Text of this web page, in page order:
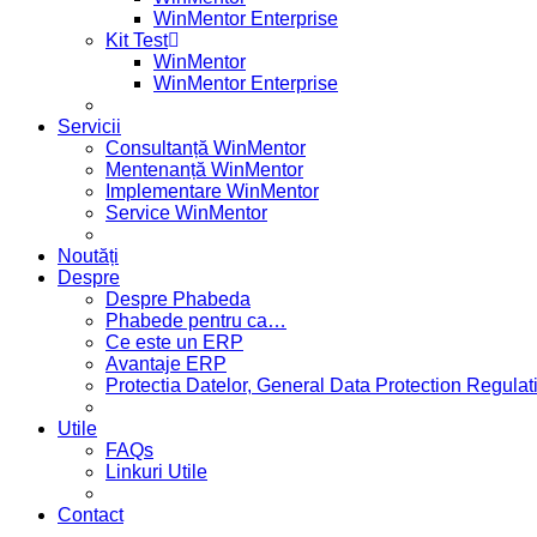
WinMentor Enterprise
Kit Test
WinMentor
WinMentor Enterprise
Servicii
Consultanță WinMentor
Mentenanță WinMentor
Implementare WinMentor
Service WinMentor
Noutăți
Despre
Despre Phabeda
Phabede pentru ca…
Ce este un ERP
Avantaje ERP
Protectia Datelor, General Data Protection
Utile
FAQs
Linkuri Utile
Contact